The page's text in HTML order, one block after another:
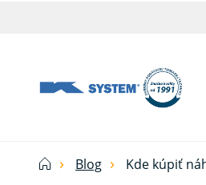
technika
domácnosť
Blog Kde kúpiť